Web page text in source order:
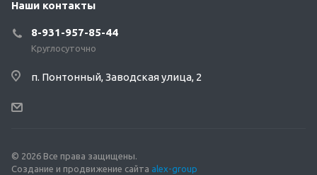
Наши контакты
8-931-957-85-44
Круглосуточно
п. Понтонный, Заводская улица, 2
© 2026 Все права защищены.
Создание и продвижение сайта alex-group